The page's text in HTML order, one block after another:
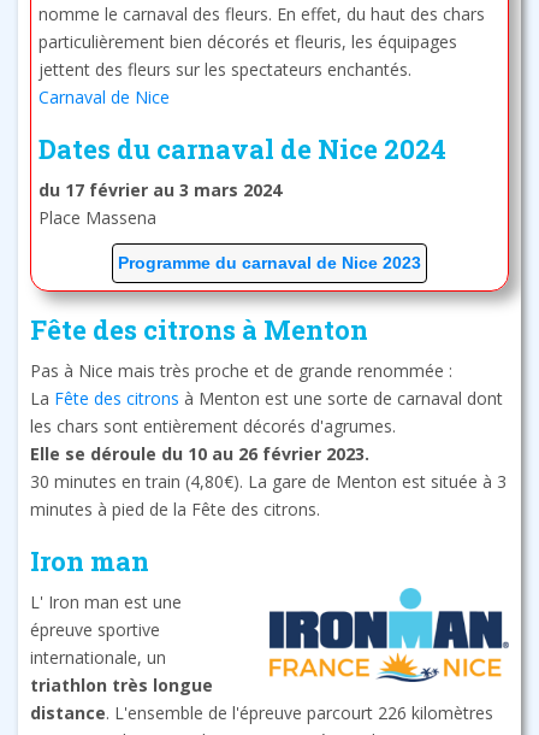
nomme le carnaval des fleurs. En effet, du haut des chars
particulièrement bien décorés et fleuris, les équipages
jettent des fleurs sur les spectateurs enchantés.
Carnaval de Nice
Dates du carnaval de Nice 2024
du 17 février au 3 mars 2024
Place Massena
Programme du carnaval de Nice 2023
Fête des citrons à Menton
Pas à Nice mais très proche et de grande renommée :
La Fête des citrons à Menton est une sorte de carnaval dont
les chars sont entièrement décorés d'agrumes.
Elle se déroule du 10 au 26 février 2023.
30 minutes en train (4,80€). La gare de Menton est située à 3
minutes à pied de la Fête des citrons.
Iron man
L' Iron man est une
épreuve sportive
internationale, un
triathlon très longue
distance. L'ensemble de l'épreuve parcourt 226 kilomètres